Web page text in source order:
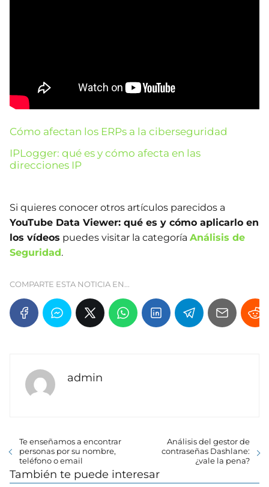
Cómo afectan los ERPs a la ciberseguridad
IPLogger: qué es y cómo afecta en las
direcciones IP
Si quieres conocer otros artículos parecidos a
YouTube Data Viewer: qué es y cómo aplicarlo en
los vídeos puedes visitar la categoría Análisis de
Seguridad.
COMPARTE ESTA NOTICIA EN...
admin
Te enseñamos a encontrar
personas por su nombre,
teléfono o email
Análisis del gestor de
contraseñas Dashlane:
¿vale la pena?
También te puede interesar